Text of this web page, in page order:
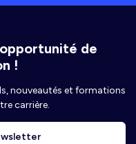
de
!
nouveautés et formations
carrière.